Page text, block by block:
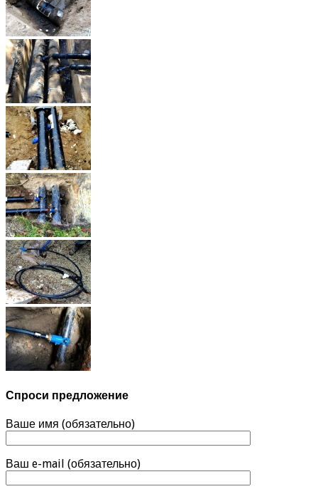
Спроси предложение
Ваше имя (обязательно)
Ваш e-mail (обязательно)